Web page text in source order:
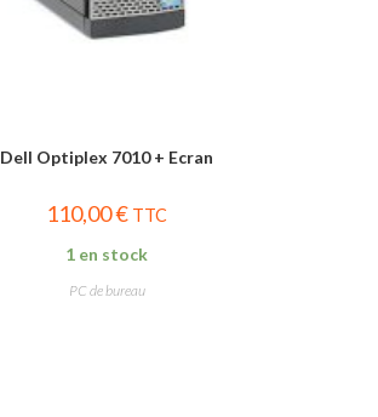
Dell Optiplex 7010 + Ecran
110,00€ TTC
1 en stock
PC de bureau